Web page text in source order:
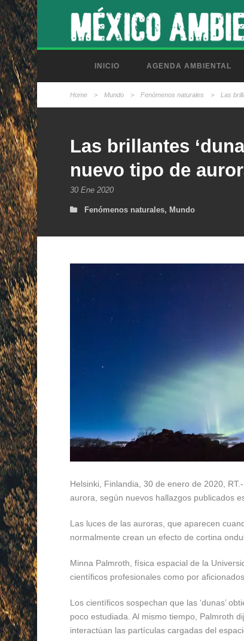
INICIO AGENDA AMBIENTAL
Home > Mundo > Fenómenos naturales > Las
Las brillantes
nuevo tipo de
30 Ene 2020
Fenómenos naturales, Mundo
Helsinki, Finlandia, 30 de enero de 2020,
aurora, según nuevos hallazgos publicados
Las luces de las auroras, que aparecen
normalmente crean un efecto de cortina
Minna Palmroth, física espacial de la
científicos profesionales como por
Los científicos sospechan que las ‘dunas’
poco estudiada. Al mismo tiempo, Palmroth
interactúan las partículas cargadas del